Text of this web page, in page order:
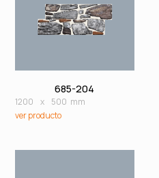
685-204
1200 x 500 mm
ver producto